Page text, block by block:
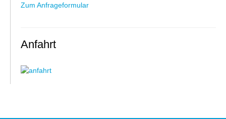
Zum Anfrageformular
Anfahrt